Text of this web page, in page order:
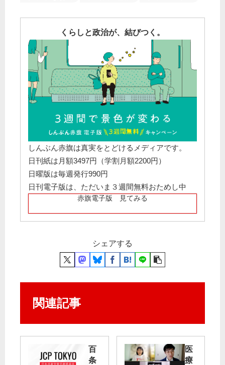
くらしと政治が、結びつく。
しんぶん赤旗は真実をとどけるメディアです。
日刊紙は月額3497円（学割月額2200円）
日曜版は毎週発行990円
日刊電子版は、ただいま３週間無料おためし中
赤旗電子版 見てみる
シェアする
関連記事
百
条
医
療